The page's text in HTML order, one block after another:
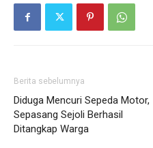
Berita sebelumnya
Diduga Mencuri Sepeda Motor,
Sepasang Sejoli Berhasil
Ditangkap Warga